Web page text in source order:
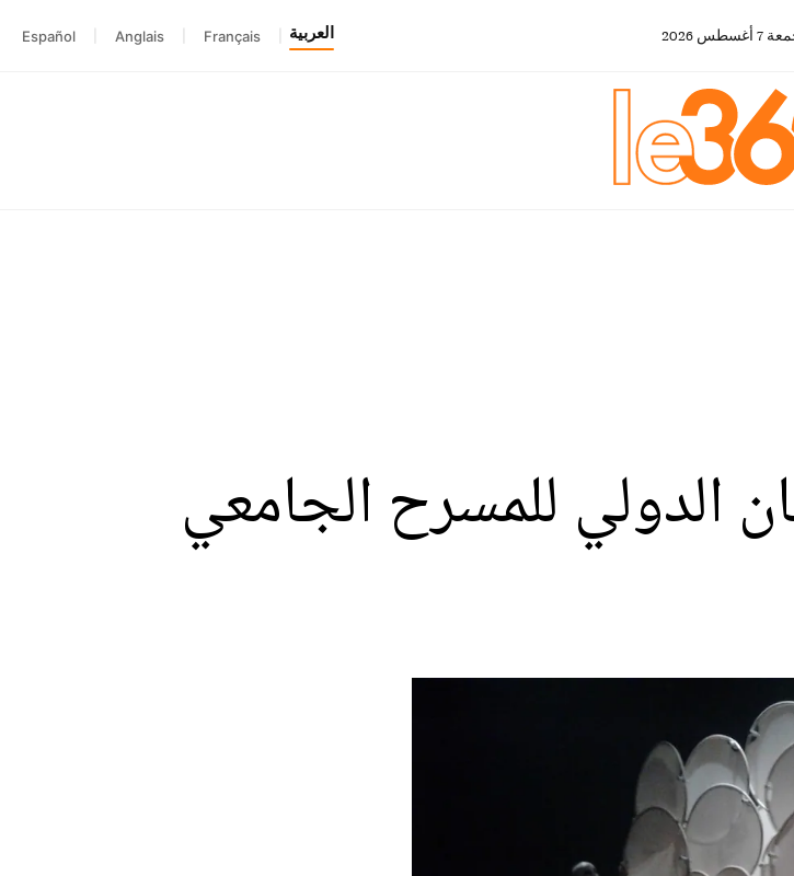
7 أغسطس 2026 العربية Français
Anglais
Español
الـ38 للمهرجان الدولي للمسرح الجامعي